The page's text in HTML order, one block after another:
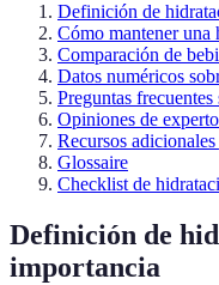
Definición de
Cómo mantener una
Comparación de
Datos numéricos
Preguntas
Opiniones de
Recursos
Glossaire
Checklist de
Definición de
importancia